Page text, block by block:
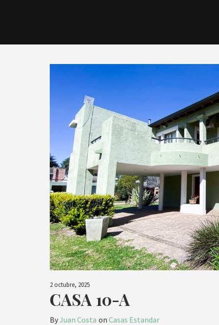
2 octubre, 2025
CASA 10-A
ByJuan Costa on Casas Estandar